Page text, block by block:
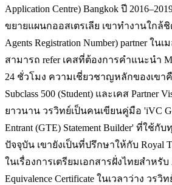
Application Centre) Bangkok ปี
ขยายแผนกออสเตรเลีย เขาทำงานใกล้ชิ
Agents Registration Number) partner ใ
สามารถ refer เคสที่ต้องการคำแนะนำ
24 ชั่วโมง ความเชี่ยวชาญหลักของเขาคือ
Subclass 500 (Student) และเคส Partner
ยาวนาน วรวิทย์เป็นคนเขียนคู่มือ 'iVC
Entrant (GTE) Statement Builder' ที่ใช้กับ
ปัจจุบัน เขายังเป็นที่ปรึกษาให้กับ Royal
ในเรื่องการเตรียมเอกสารฝั่งไทยสำหรับ
Equivalence Certificate ในเวลาว่าง วรวิ